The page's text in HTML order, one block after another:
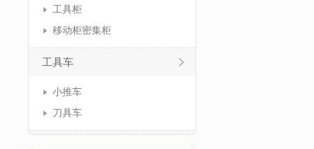
工具柜
移动柜密集柜
工具车
小推车
刀具车